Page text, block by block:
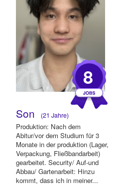
8
Son (21 Jahre)
Produktion: Nach dem
Abitur/vor dem Studium für 3
Monate in der produktion (Lager,
Verpackung, Fließbandarbeit)
gearbeitet. Security/ Auf-und
Abbau/ Gartenarbeit: Hinzu
kommt, dass ich in meiner...